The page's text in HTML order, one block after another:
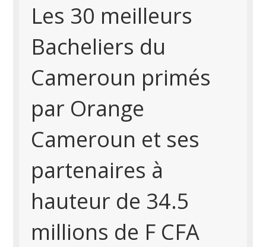
Les 30 meilleurs
Bacheliers du
Cameroun primés
par Orange
Cameroun et ses
partenaires à
hauteur de 34.5
millions de F CFA